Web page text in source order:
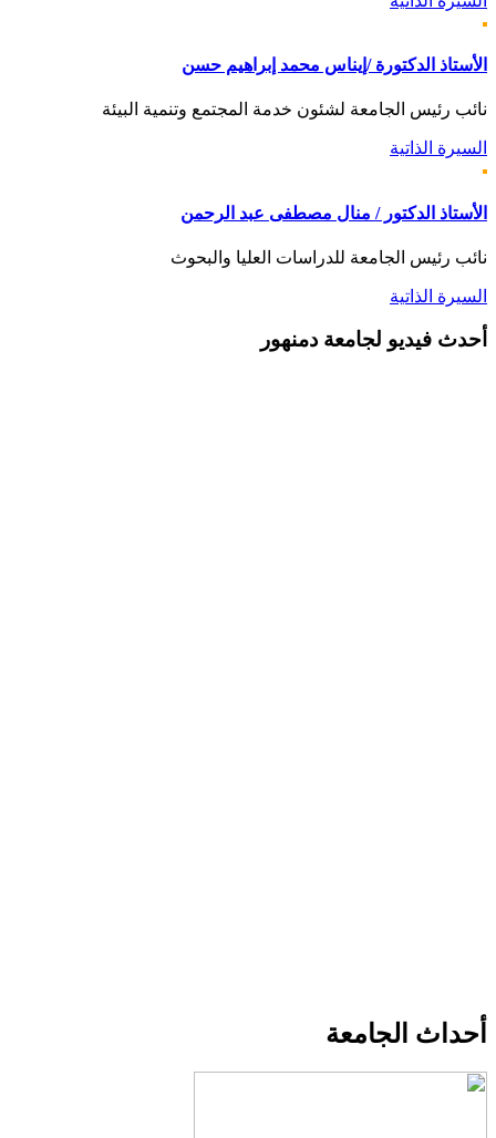
الأستاذ الدكتورة /إيناس محمد إبراهيم حسن
نائب رئيس الجامعة لشئون خدمة المجتمع وتنمية البيئة
السيرة الذاتية
الأستاذ الدكتور / منال مصطفى عبد الرحمن
نائب رئيس الجامعة للدراسات العليا والبحوث
السيرة الذاتية
أحدث فيديو لجامعة دمنهور
أحداث الجامعة